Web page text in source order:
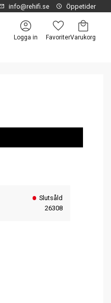
info@rehifi.se Öppetider
Logga in
Favoriter
Kundvagn
Slutsåld
26308